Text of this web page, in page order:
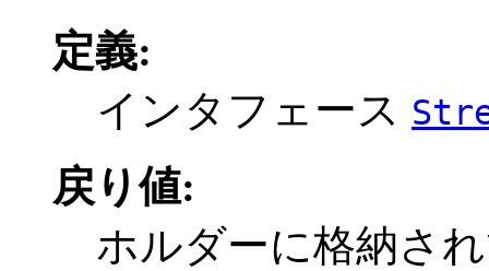
定義:
インタフェース
戻り値:
ホルダーに格納さ